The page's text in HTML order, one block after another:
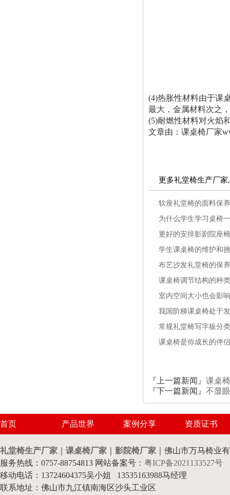
(4)热胀性材料由于课
最大，金属材料次之
(5)耐燃性材料对火焰
文章由：课桌椅厂家
更多礼堂椅生产厂
软座礼堂椅的面料保
为什么学生学习桌椅
更好的安排影剧院座
学生课桌椅的维护和
布艺沙发礼堂椅的保养
课桌椅调节结构的种
室内空间大小也会影
我国阶梯课桌椅处于
常规礼堂椅写字板分类
课桌椅是你成长的伴侣
『上一篇新闻』 课桌
『下一篇新闻』 不显
首页 产品世界 案例分享 资质证书
礼堂椅生产厂家 课桌椅厂家 影院椅厂家 ｜佛山市万马椅业
服务热线：0757-88754813 网站备案号： 粤ICP备2021133527号
移动电话：13724604375吴小姐 13535163988马经理
联系地址：佛山市九江镇南海区沙头工业区